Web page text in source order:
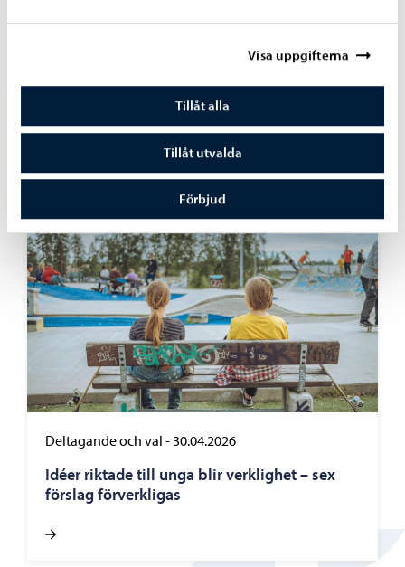
Visa uppgifterna
Tillåt alla
Tillåt utvalda
Förbjud
En tillfällig mötesplats byggs på Borgå torg
Deltagande och val - 30.04.2026
Idéer riktade till unga blir verklighet – sex
förslag förverkligas